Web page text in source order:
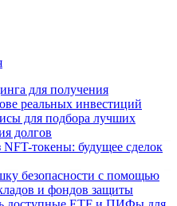
для получения
реальных инвестиций
для подбора лучших
долгов
токены: будущее сделок
безопасности с помощью
и фондов защиты